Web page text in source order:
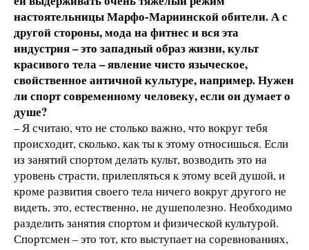
настоятельницы Марфо-Мариинской обители. А с
другой стороны, мода на фитнес и вся эта
индустрия – это западный образ жизни, культ
красивого тела – явление чисто языческое,
свойственное античной культуре, например. Нужен
ли спорт современному человеку, если он думает о
душе?
– Я считаю, что не столько важно, что вокруг тебя
происходит, сколько, как ты к этому относишься. Если
из занятий спортом делать культ, возводить это на
уровень страсти, прилепляться к этому всей душой, и
кроме развития своего тела ничего вокруг другого не
видеть, это, естественно, не душеполезно. Необходимо
разделить занятия спортом и физической культурой.
Спортсмен – это тот, кто выступает на соревнованиях,